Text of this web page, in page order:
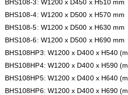
BHS108-3: W1200 x D450 x H510 mm
BHS108-4: W1200 x D500 x H570 mm
BHS108-5: W1200 x D500 x H630 mm
BHS108-6: W1200 x D500 x H690 mm
BHS108HP3: W1200 x D400 x H540
BHS108HP4: W1200 x D400 x H590
BHS108HP5: W1200 x D400 x H640
BHS108HP6: W1200 x D400 x H690